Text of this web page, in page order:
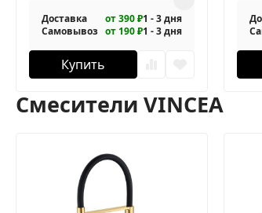
Доставка от 390 ₽1 - 3 дня
Самовывоз от 190 ₽1 - 3 дня
Купить
Смесители VINCEA